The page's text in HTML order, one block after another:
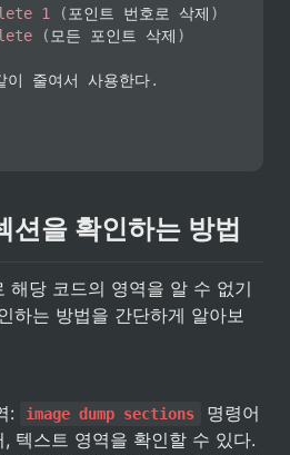
1 ( 포인트 번호로 삭제 )
( 모든 포인트 삭제 )
이 줄여서 사용한다.
을 확인하는 방법
해당 코드의 영역을 알 수 없기
하는 방법을 간단하게 알아보
: image dump sections
명령어
텍스트 영역을 확인할 수 있다.